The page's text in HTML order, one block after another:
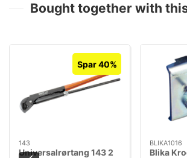
Bought together with
Spar 40%
143
Universalrørtang 143 2
BLIKA1016
Blika